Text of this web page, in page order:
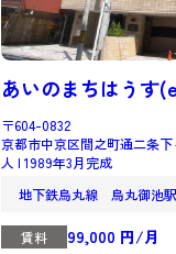
あいのまちはうす
〒604-0832
京都市中京区間之町通二条下
人 | 1989年3月完成
地下鉄烏丸線 烏丸御池
賃料 99,000 円/月